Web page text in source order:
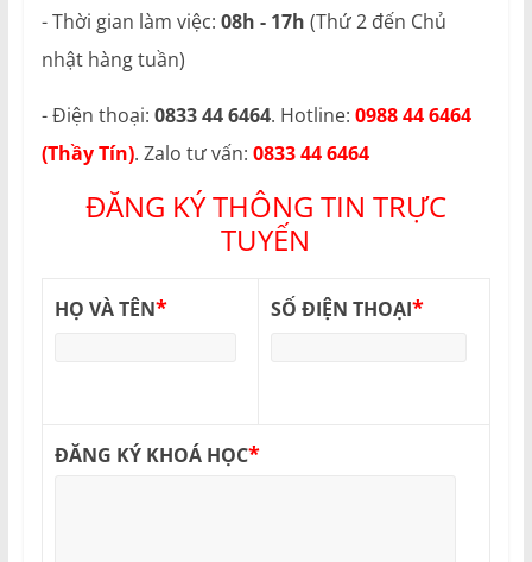
- Thời gian làm việc: 08h - 17h (Thứ 2 đến Chủ
nhật hàng tuần)
- Điện thoại: 0833 44 6464. Hotline: 0988 44 6464
(Thầy Tín). Zalo tư vấn: 0833 44 6464
ĐĂNG KÝ THÔNG TIN TRỰC
TUYẾN
HỌ VÀ TÊN* SỐ ĐIỆN THOẠI*
ĐĂNG KÝ KHOÁ HỌC*